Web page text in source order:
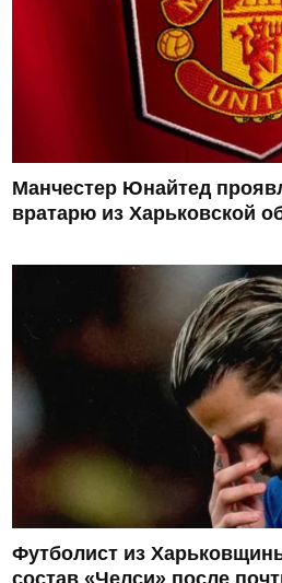
Манчестер Юнайтед
вратарю из Харьковской
Футболист из
состав «Челси» после